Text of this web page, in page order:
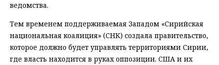
ведомства.
Тем временем поддерживаемая Западом «Сирийская
национальная коалиция» (СНК) создала правительство,
которое должно будет управлять территориями Сирии,
где власть находится в руках оппозиции. США и их